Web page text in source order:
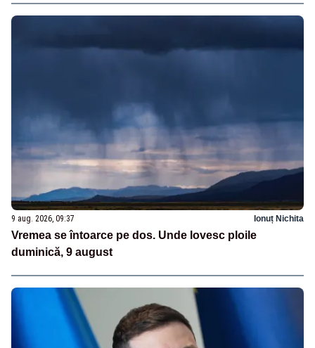
9 aug. 2026, 09:37 Ionuț Nichita
Vremea se întoarce pe dos. Unde lovesc ploile
duminică, 9 august